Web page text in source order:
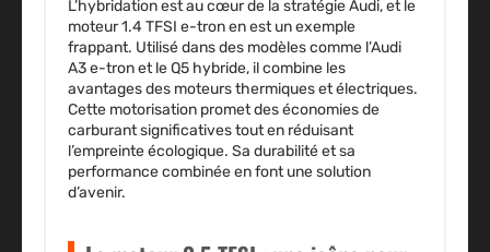
L’hybridation est au cœur de la stratégie Audi, et le
moteur 1.4 TFSI e-tron en est un exemple
frappant. Utilisé dans des modèles comme l’Audi
A3 e-tron et le Q5 hybride, il combine les
avantages des moteurs thermiques et électriques.
Cette motorisation promet des économies de
carburant significatives tout en réduisant
l’empreinte écologique. Sa durabilité et sa
performance combinéeen font une solution
d’avenir.